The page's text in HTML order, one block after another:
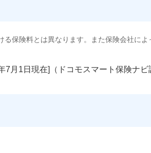
保険料とは異なります。また保険会社に
月 日現在]（ドコモスマート保険ナビ